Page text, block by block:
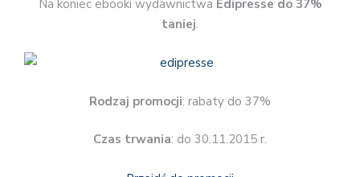
Na koniec ebooki wydawnictwa Edipresse do 37%
taniej.
Rodzaj promocji: rabaty do 37%
Czas trwania: do 30.11.2015 r.